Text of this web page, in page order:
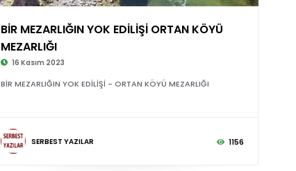
BİR MEZARLIĞIN YOK EDİLİŞİ ORTAN KÖYÜ
MEZARLIĞI
16 Kasım 2023
BİR MEZARLIĞIN YOK EDİLİŞİ - ORTAN KÖYÜ MEZARLIĞI
SERBEST YAZILAR 1156